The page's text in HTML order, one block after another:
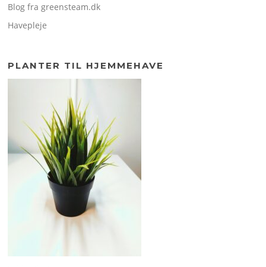
Blog fra greensteam.dk
Havepleje
PLANTER TIL HJEMMEHAVE